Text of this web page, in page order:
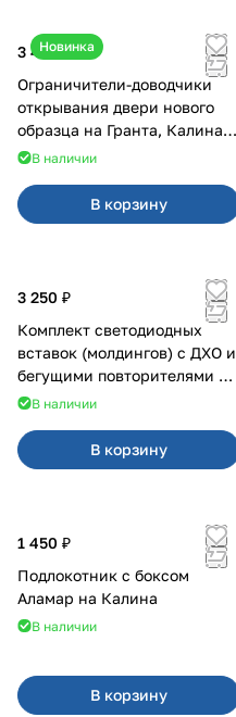
Новинка
3 400 ₽
Ограничители-доводчики
открывания двери нового
образца на Гранта, Калина 2,
Урбан
В наличии
В корзину
3 250 ₽
Комплект светодиодных
вставок (молдингов) с ДХО и
бегущими повторителями на
Веста
В наличии
В корзину
1 450 ₽
Подлокотник с боксом
Аламар на Калина
В наличии
В корзину